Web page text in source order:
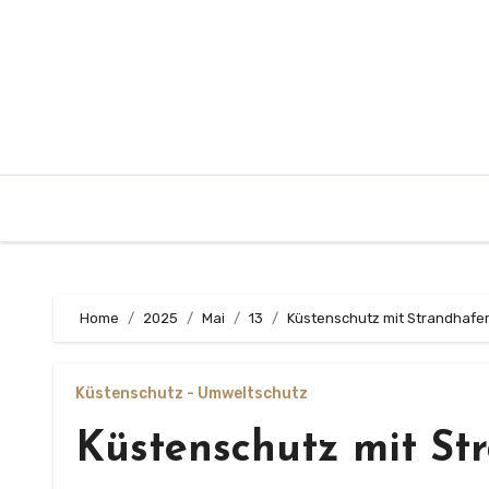
Home 2025 Mai 13 Küstenschutz mit
Küstenschutz - Umweltschutz
Küstenschutz mit